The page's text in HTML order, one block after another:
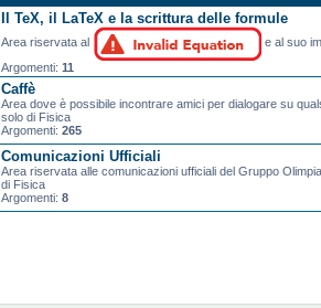
Il TeX, il LaTeX e la scrittura delle formule
Area riservata al
e al suo
Argomenti: 11
Caffè
Area dove è possibile incontrare amici per dialogare su
solo di Fisica
Argomenti: 265
Comunicazioni Ufficiali
Area riservata alle comunicazioni ufficiali del Gruppo
di Fisica
Argomenti: 8